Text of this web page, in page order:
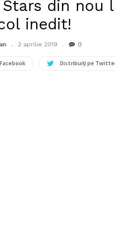
Stars din nou
inedit!
2 aprilie 2019 0
Distribuiți pe